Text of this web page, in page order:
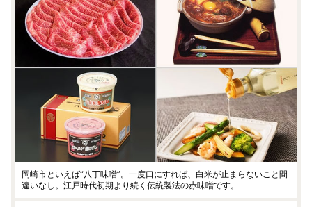
・返礼品に不具合がある場合、お受け取り後、3日以内にご
連絡ください。
・カラーやサイズ、種類などを選択する返礼品について、ご
希望がある場合は必ず備考欄に記入いただきますようお願い
いたします。
・返礼品の送付は、岡崎市外にお住まいの方に限らせていた
だきます。
★個人情報について
岡崎市ふるさと納税事業の範囲内で各種委託業者に情報提供
します。
・ふるさと納税事務処理、申請書類の各種手続きのため
岡崎市といえば“八丁味噌”。一度口にすれば、白米が止まらないこと間
違いなし。江戸時代初期より続く伝統製法の赤味噌です。